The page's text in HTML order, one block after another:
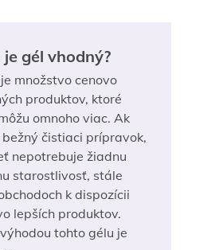
gél vhodný?
množstvo cenovo
produktov, ktoré
omnoho viac. Ak
čistiaci prípravok,
nepotrebuje žiadnu
starostlivosť, stále
k dispozícii
lepších produktov.
tohto gélu je